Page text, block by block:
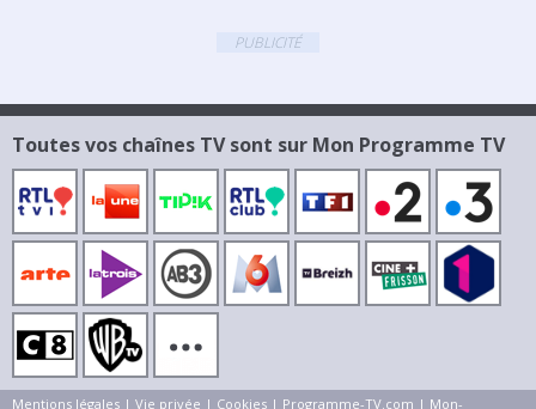
Documentaire Société
PUBLICITÉ
Toutes vos chaînes TV sont sur Mon Programme TV
Mentions légales | Vie privée | Cookies | Programme-TV.com | Mon-